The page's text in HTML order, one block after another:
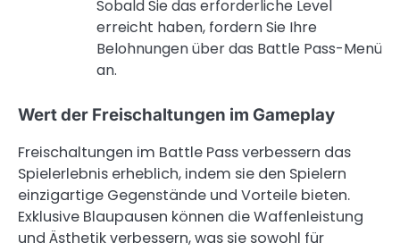
Sobald Sie das erforderliche Level
erreicht haben, fordern Sie Ihre
Belohnungen über das Battle Pass-Menü
an.
Wert der Freischaltungen im Gameplay
Freischaltungen im Battle Pass verbessern das
Spielerlebnis erheblich, indem sie den Spielern
einzigartige Gegenstände und Vorteile bieten.
Exklusive Blaupausen können die Waffenleistung
und Ästhetik verbessern, was sie sowohl für